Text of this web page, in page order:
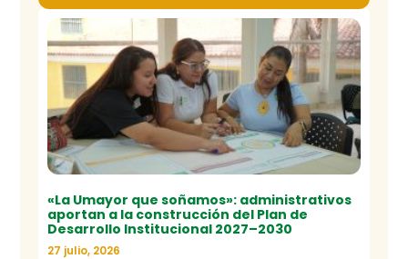
«La Umayor que soñamos»: administrativos
aportan a la construcción del Plan de
Desarrollo Institucional 2027–2030
27 julio, 2026